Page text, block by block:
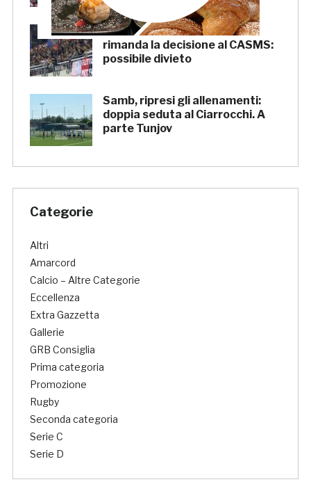
Pescara-Samb, l’Osservatorio
rimanda la decisione al CASMS:
possibile divieto
Samb, ripresi gli allenamenti:
doppia seduta al Ciarrocchi. A
parte Tunjov
Categorie
Altri
Amarcord
Calcio – Altre Categorie
Eccellenza
Extra Gazzetta
Gallerie
GRB Consiglia
Prima categoria
Promozione
Rugby
Seconda categoria
Serie C
Serie D